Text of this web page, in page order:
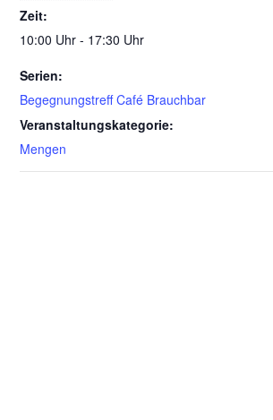
Zeit:
10:00 Uhr - 17:30 Uhr
Serien:
Begegnungstreff Café Brauchbar
Veranstaltungskategorie:
Mengen